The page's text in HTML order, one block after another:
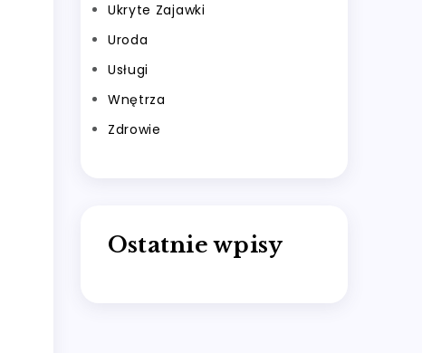
Ukryte Zajawki
Uroda
Usługi
Wnętrza
Zdrowie
Ostatnie wpisy